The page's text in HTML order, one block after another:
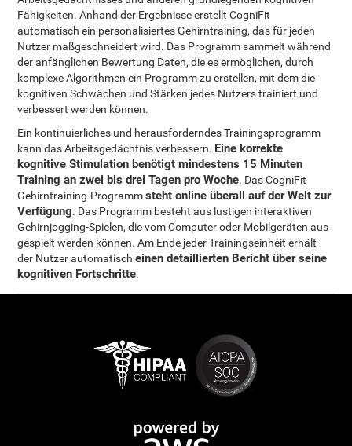
Fähigkeiten. Anhand der Ergebnisse erstellt CogniFit
automatisch ein personalisiertes Gehirntraining, das für jeden
Nutzer maßgeschneidert wird. Das Programm sammelt während
der anfänglichen Bewertung Daten, die es ermöglichen, durch
komplexe Algorithmen ein Programm zu erstellen, mit dem die
kognitiven Schwächen und Stärken jedes Nutzers trainiert und
verbessert werden können.
Ein kontinuierliches und herausforderndes Trainingsprogramm
kann das Arbeitsgedächtnis verbessern. Eine korrekte
kognitive Stimulation benötigt mindestens 15 Minuten
Training an zwei bis drei Tagen pro Woche. Das CogniFit
Gehirntraining-Programmsteht online überall auf der Welt zur
Verfügung. Das Programm besteht aus lustigen interaktiven
Gehirnjogging-Spielen, die vom Computer oder Mobilgeräten aus
gespielt werden können. Am Ende jeder Trainingseinheit erhält
der Nutzer automatischeinen detaillierten Bericht über seine
kognitiven Fortschritte.